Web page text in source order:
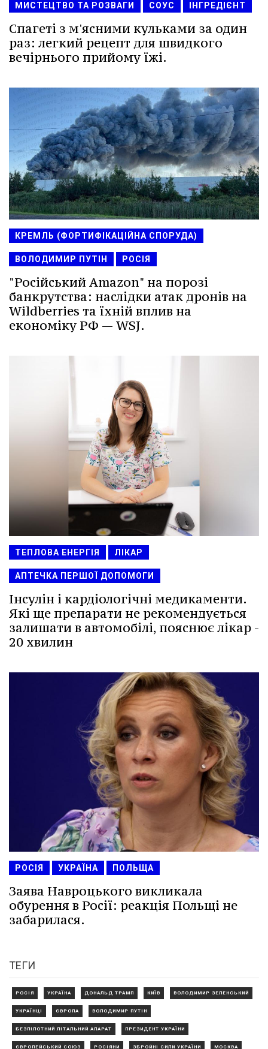
МИСТЕЦТВО ТА РОЗВАГИ СОУС ІНГРЕДІЄНТ
Спагеті з м'ясними кульками за один
раз: легкий рецепт для швидкого
вечірнього прийому їжі.
КРЕМЛЬ (ФОРТИФІКАЦІЙНА СПОРУДА)
ВОЛОДИМИР ПУТІН РОСІЯ
"Російський Amazon" на порозі
банкрутства: наслідки атак дронів на
Wildberries та їхній вплив на
економіку РФ — WSJ.
ТЕПЛОВА ЕНЕРГІЯ ЛІКАР
АПТЕЧКА ПЕРШОЇ ДОПОМОГИ
Інсулін і кардіологічні медикаменти.
Які ще препарати не рекомендується
залишати в автомобілі, пояснює лікар -
20 хвилин
РОСІЯ УКРАЇНА ПОЛЬЩА
Заява Навроцького викликала
обурення в Росії: реакція Польщі не
забарилася.
ТЕГИ
РОСІЯ УКРАЇНА ДОНАЛЬД ТРАМП КИЇВ ВОЛОДИМИР ЗЕЛЕНСЬКИЙ
УКРАЇНЦІ ЄВРОПА ВОЛОДИМИР ПУТІН
БЕЗПІЛОТНИЙ ЛІТАЛЬНИЙ АПАРАТ ПРЕЗИДЕНТ УКРАЇНИ
ЄВРОПЕЙСЬКИЙ СОЮЗ РОСІЯНИ ЗБРОЙНІ СИЛИ УКРАЇНИ МОСКВА